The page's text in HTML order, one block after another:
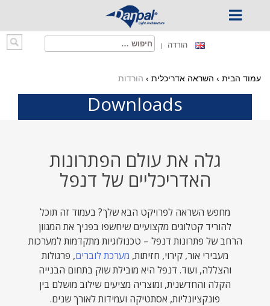
חיפוש: הורדה
עמוד הבית › השראה אדריכלית › הורדות
Downloads
גלה את עולם הפתרונות
האדריכליים של דנפל
מחפש השראה לפרויקט הבא שלך? בעמוד זה תוכל
להוריד קטלוגים מקצועיים שיחשפו בפניך את המגוון
הרחב של פתרונות דנפל – טכנולוגיות מתקדמות למערכות
מעבירי אור, קירוי, חזיתות, מערכת לוברים, פרגולות
והצללה, ועוד. דנפל היא מובילת שוק בתחום הבנייה
הקלה והחדשנית, ומוצריה מציעים שילוב מושלם בין
פונקציונליות, אסתטיקה ועמידות לאורך שנים.